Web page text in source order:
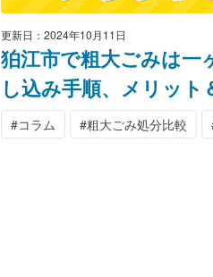
更新日：2024年10月11日
狛江市で粗大ごみは一
し込み手順、メリッ
コラム 粗大ごみ処分比較